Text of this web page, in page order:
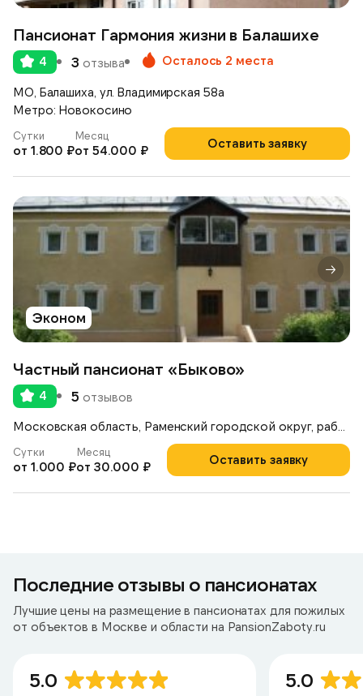
Пансионат Гармония жизни в Балашихе
4 3 отзыва Осталось 2 места
МО, Балашиха, ул. Владимирская 58а
Метро: Новокосино
Оставить заявку
Сутки
от 1.800 ₽
Месяц
от 54.000 ₽
Эконом
Частный пансионат «Быково»
4 5 отзывов
Оставить заявку
Сутки
от 1.000 ₽
Месяц
от 30.000 ₽
Последние отзывы о пансионатах
Лучшие цены на размещение в пансионатах для пожилых
от объектов в Москве и области на PansionZaboty.ru
5.0 5.0